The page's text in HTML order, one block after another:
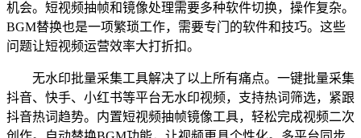
机会。短视频抽帧和镜像处理需要多种软件切换，操作复杂。
BGM替换也是一项繁琐工作，需要专门的软件和技巧。这些
问题让短视频运营效率大打折扣。
无水印批量采集工具解决了以上所有痛点。一键批量采集
抖音、快手、小红书等平台无水印视频，支持热词筛选，紧跟
抖音热词趋势。内置短视频抽帧镜像工具，轻松完成视频二次